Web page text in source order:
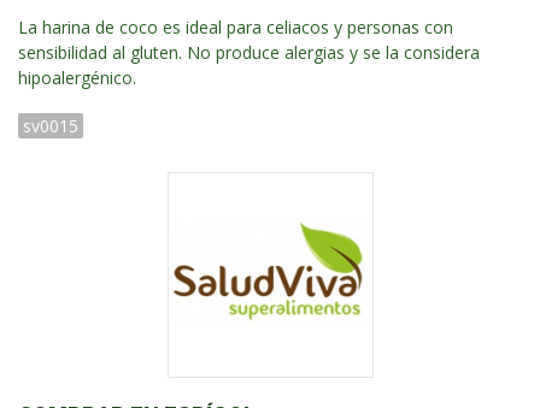
La harina de coco es ideal para celiacos y personas con
sensibilidad al gluten. No produce alergias y se la considera
hipoalergénico.
sv0015